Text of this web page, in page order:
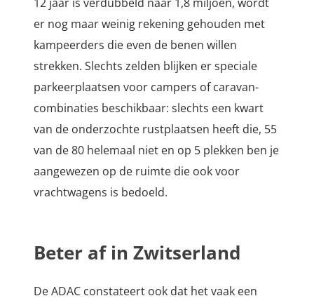
er nog maar weinig rekening gehouden met
kampeerders die even de benen willen
strekken. Slechts zelden blijken er speciale
parkeerplaatsen voor campers of caravan-
combinaties beschikbaar: slechts een kwart
van de onderzochte rustplaatsen heeft die, 55
van de 80 helemaal niet en op 5 plekken ben je
aangewezen op de ruimte die ook voor
vrachtwagens is bedoeld.
Beter af in Zwitserland
De ADAC constateert ook dat het vaak een